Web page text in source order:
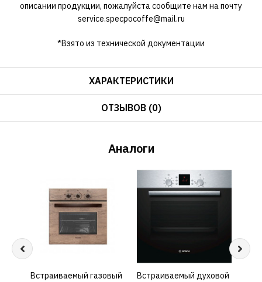
описании продукции, пожалуйста сообщите нам на почту
service.specpocoffe@mail.ru
*Взято из технической документации
ХАРАКТЕРИСТИКИ
ОТЗЫВОВ (0)
Аналоги
КУПИТЬ
Встраиваемый газовый
КУПИТЬ
Встраиваемый духовой